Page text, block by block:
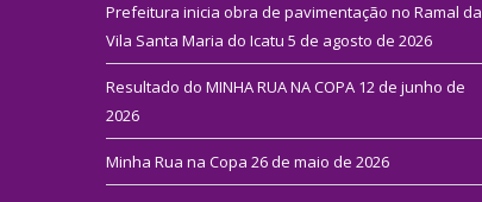
Prefeitura inicia obra de pavimentação no Ramal da
Vila Santa Maria do Icatu 5 de agosto de 2026
Resultado do MINHA RUA NA COPA 12 de junho de
2026
Minha Rua na Copa 26 de maio de 2026